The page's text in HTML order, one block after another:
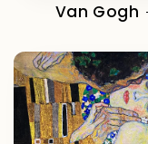
Van Gogh